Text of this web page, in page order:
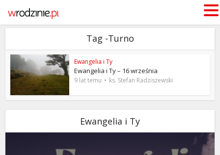
Tag -Turno
Ewangelia i Ty
Ewangelia i Ty – 16 września
9 lat temu ks. Stefan Radziszewski
Ewangelia i Ty